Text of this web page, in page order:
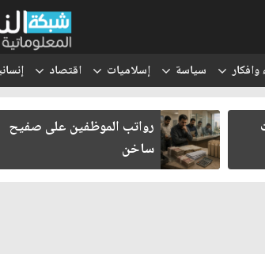
وافكار سياسة إسلاميات اقتصاد
رواتب الموظفين على صفيح
ساخن